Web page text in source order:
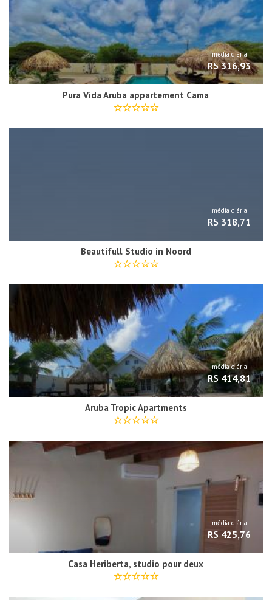
média diária
R$ 316,93
Pura Vida Aruba appartement Cama
média diária
R$ 318,71
Beautifull Studio in Noord
média diária
R$ 414,81
Aruba Tropic Apartments
média diária
R$ 425,76
Casa Heriberta, studio pour deux